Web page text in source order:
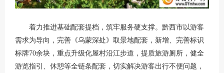
着力推进基础配套提档，筑牢服务硬支撑。黔西市以游客
需求为导向，完善《乌蒙深处》取景地配套，新增、完善标识
标牌70余块，重点升级化屋村沿江步道，提质旅游厕所，健全
游览指引、休憩等全链条配套，切实解决游客出行不便问题，